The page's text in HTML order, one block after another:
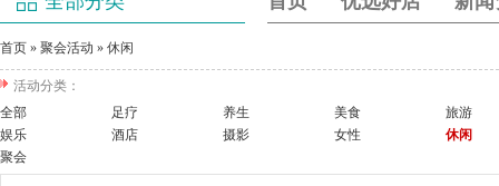
首页 » 聚会活动 » 休闲
活动分类：
全部
足疗 养生 美食
旅游
娱乐
酒店 摄影 女性
休闲
聚会